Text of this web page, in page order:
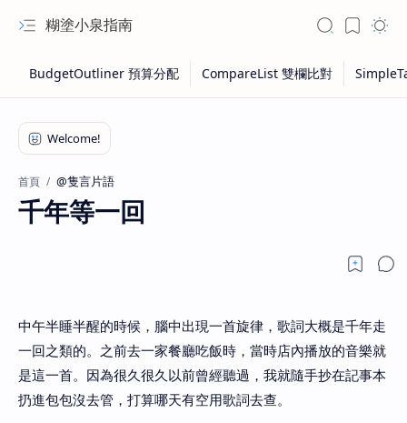
糊塗小泉指南
首頁 @隻言片語
千年等一回
中午半睡半醒的時候，腦中出現一首旋律，歌詞大概是千年走
一回之類的。之前去一家餐廳吃飯時，當時店內播放的音樂就
是這一首。因為很久很久以前曾經聽過，我就隨手抄在記事本
扔進包包沒去管，打算哪天有空用歌詞去查。